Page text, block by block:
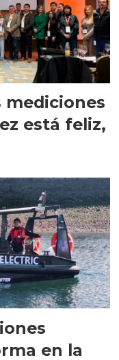
mediciones
está feliz,
en la